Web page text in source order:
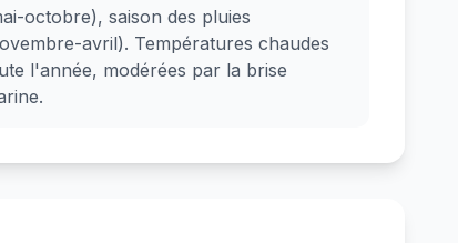
octobre), saison des pluies
avril). Températures chaudes
l'année, modérées par la brise